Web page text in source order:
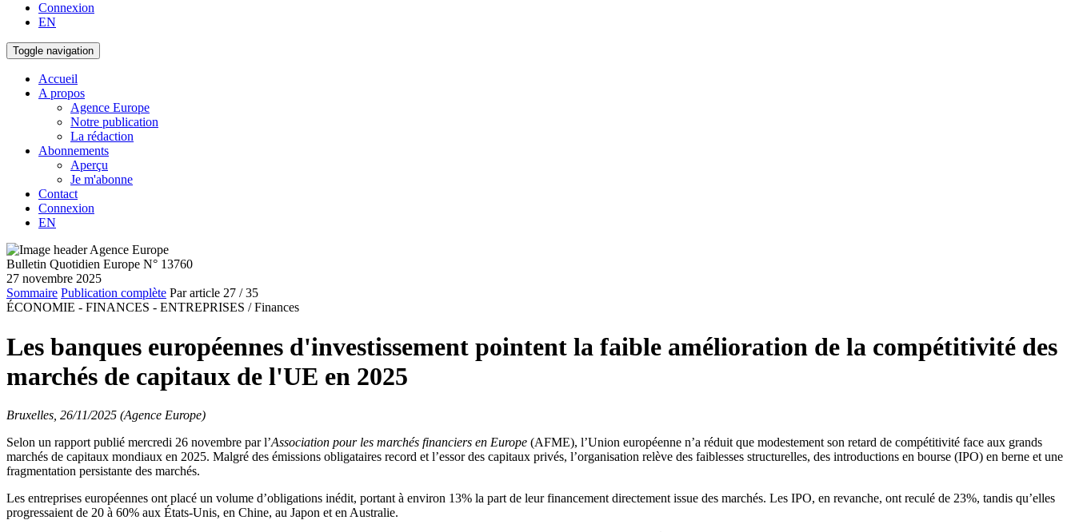
Connexion
EN
Toggle navigation
Accueil
A propos
Agence Europe
Notre publication
La rédaction
Abonnements
Aperçu
Je m'abonne
Contact
Connexion
EN
Bulletin Quotidien Europe N° 13760
27 novembre 2025
Sommaire Publication complète Par article 27 / 35
ÉCONOMIE - FINANCES - ENTREPRISES / Finances
Les banques européennes d'investissement pointent la faible amélioration de la compétitivité des
marchés de capitaux de l'UE en 2025
Bruxelles, 26/11/2025 (Agence Europe)
Selon un rapport publié mercredi 26 novembre par l’Association pour les marchés financiers en Europe (AFME), l’Union européenne n’a réduit que modestement son retard de compétitivité face aux grands
marchés de capitaux mondiaux en 2025. Malgré des émissions obligataires record et l’essor des capitaux privés, l’organisation relève des faiblesses structurelles, des introductions en bourse (IPO) en berne et une
fragmentation persistante des marchés.
Les entreprises européennes ont placé un volume d’obligations inédit, portant à environ 13% la part de leur financement directement issue des marchés. Les IPO, en revanche, ont reculé de 23%, tandis qu’elles
progressaient de 20 à 60% aux États-Unis, en Chine, au Japon et en Australie.